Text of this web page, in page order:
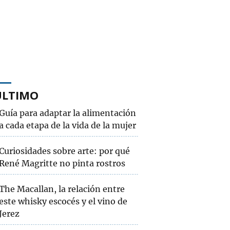
para adaptar la alimentación
cada etapa de la vida de la mujer
sobre arte: por qué
Magritte no pinta rostros
Macallan, la relación entre
whisky escocés y el vino de